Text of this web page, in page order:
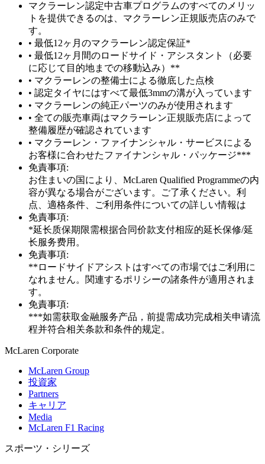
マクラーレン認定中古車プログラムのすべてのメリッ
トを提供できるのは、マクラーレン正規販売店のみで
す。
• 最低12ヶ月のマクラーレン認定保証*
• 最低12ヶ月間のロードサイド・アシスタント（必要
に応じて目的地までの移動込み）**
• マクラーレンの整備士による徹底した点検
• 認定タイヤにはすべて最低3mmの溝が入っています
• マクラーレンの純正パーツのみが使用されます
• 全ての販売車両はマクラーレン正規販売店によって
整備履歴が確認されています
• マクラーレン・ファイナンシャル・サービスによる
お客様に合わせたファイナンシャル・パッケージ***
免責事項:
お住まいの国により、McLaren Qualified Programmeの内
容が異なる場合がございます。ご了承ください。利
点、適格条件、ご利用条件についての詳しい情報は
免責事項:
*延长质保期限需根据合同价款支付相应的延长保修/延
长服务费用。
免責事項:
**ロードサイドアシストはすべての市場ではご利用に
なれません。関連するポリシーの諸条件が適用されま
す。
免責事項:
***如需获取金融服务产品，前提需成功完成相关申请流
程并符合相关条款和条件的规定。
McLaren Corporate
McLaren Group
投資家
Partners
キャリア
Media
McLaren F1 Racing
スポーツ・シリーズ